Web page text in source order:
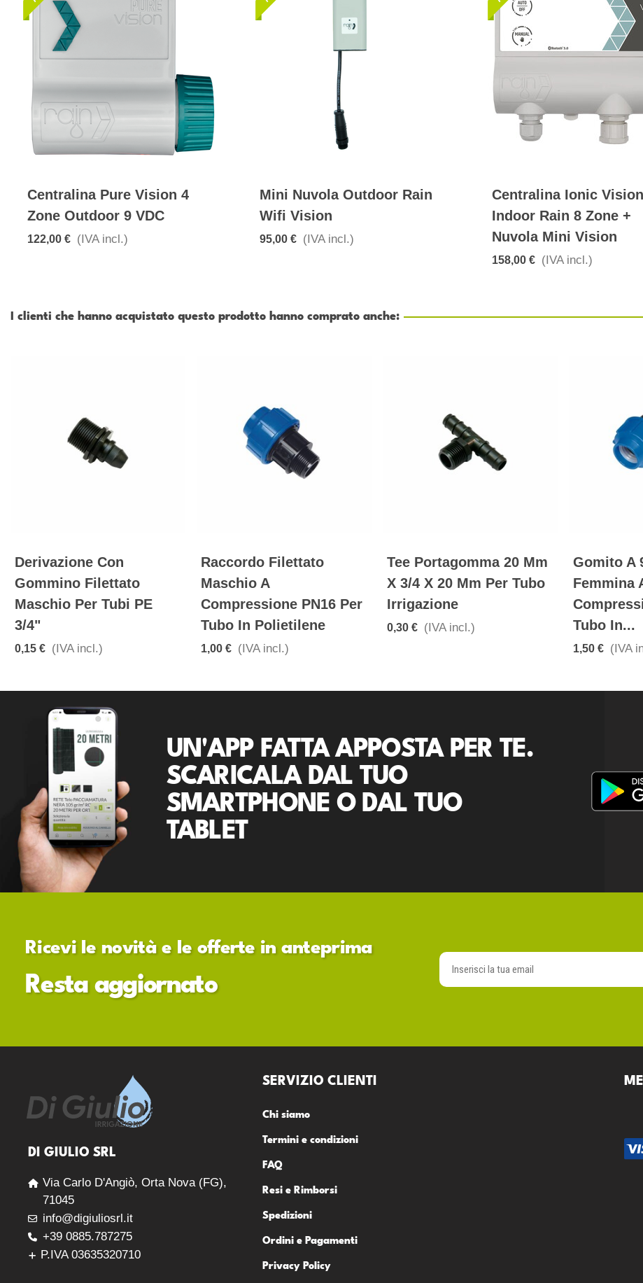
Centralina Pure Vision 4
Zone Outdoor 9 VDC
122,00 € (IVA incl.)
Mini Nuvola Outdoor Rain
Wifi Vision
95,00 € (IVA incl.)
Centralina Ionic Vision
Indoor Rain 8 Zone +
Nuvola Mini Vision
158,00 € (IVA incl.)
I clienti che hanno acquistato questo prodotto hanno comprato anche:
Derivazione Con
Gommino Filettato
Maschio Per Tubi PE
3/4"
0,15 € (IVA incl.)
Raccordo Filettato
Maschio A
Compressione PN16 Per
Tubo In Polietilene
1,00 € (IVA incl.)
Tee Portagomma 20 Mm
X 3/4 X 20 Mm Per Tubo
Irrigazione
0,30 € (IVA incl.)
Gomito A
Femmina
Tubo In...
1,50 € (IVA
UN'APP FATTA APPOSTA PER TE.
SCARICALA DAL TUO
SMARTPHONE O DAL TUO
TABLET
Ricevi le novità e le offerte in anteprima
Resta aggiornato
DI GIULIO SRL
Via Carlo D'Angiò, Orta Nova (FG),
71045
info@digiuliosrl.it
+39 0885.787275
P.IVA 03635320710
SERVIZIO CLIENTI
Chi siamo
Termini e condizioni
FAQ
Resi e Rimborsi
Spedizioni
Ordini e Pagamenti
Privacy Policy